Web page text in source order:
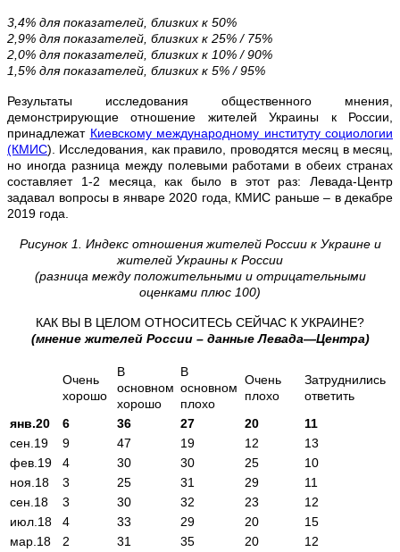
3,4% для показателей, близких к 50%
2,9% для показателей, близких к 25% / 75%
2,0% для показателей, близких к 10% / 90%
1,5% для показателей, близких к 5% / 95%
Результаты исследования общественного мнения,
демонстрирующие отношение жителей Украины к России,
принадлежат Киевскому международному институту социологии
(КМИС). Исследования, как правило, проводятся месяц в месяц,
но иногда разница между полевыми работами в обеих странах
составляет 1-2 месяца, как было в этот раз: Левада-Центр
задавал вопросы в январе 2020 года, КМИС раньше – в декабре
2019 года.
Рисунок1. Индекс отношения жителей России к Украине и
жителей Украины к России
(разница между положительными и отрицательными
оценками плюс 100)
КАК ВЫ В ЦЕЛОМ ОТНОСИТЕСЬ СЕЙЧАС К УКРАИНЕ?
(мнение жителей России – данные Левада—Центра)
Очень
хорошо
В
основном
хорошо
В
основном
плохо
Очень
плохо
Затруднились
ответить
янв.20
6 36 27 20
11
сен.19
9 47 19 12
13
фев.19
4 30 30 25
10
ноя.18
3 25 31 29
11
сен.18
3 30 32 23
12
июл.18
4 33 29 20
15
мар.18
2 31 35 20
12